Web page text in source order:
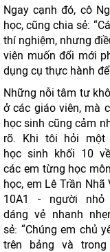
Ngay cạnh đó, cô
học, cũng chia sẻ:
thí nghiệm, nhưng
viên muốn đổi mới
dụng cụ thực hành
Những nỗi tâm tư
ở các giáo viên, mà
học sinh cũng cảm
rõ. Khi tôi hỏi một
học sinh khối 10
các em từng học
học, em Lê Trần Nhã
10A1 - người nhỏ
dáng vẻ nhanh
sẻ: “Chúng em chủ
trên bảng và trong